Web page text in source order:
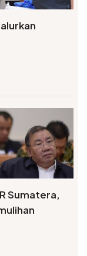
Sumatera,